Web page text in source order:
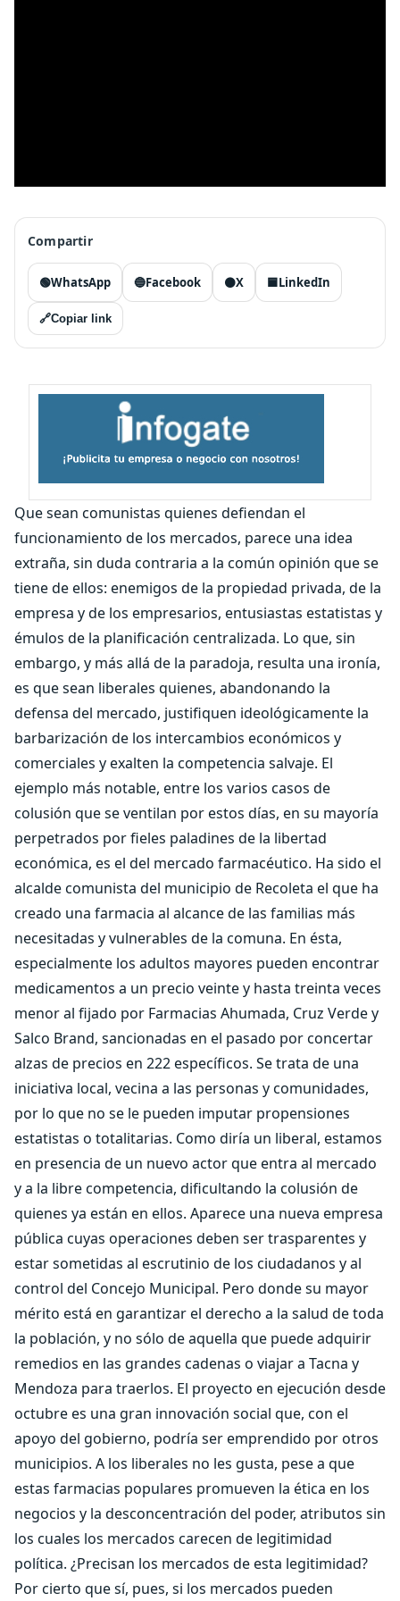
Compartir
🟢WhatsApp 🔵Facebook ⚫X 🟦LinkedIn
🔗Copiar link
Que sean comunistas quienes defiendan el
funcionamiento de los mercados, parece una idea
extraña, sin duda contraria a la común opinión que se
tiene de ellos: enemigos de la propiedad privada, de la
empresa y de los empresarios, entusiastas estatistas y
émulos de la planificación centralizada. Lo que, sin
embargo, y más allá de la paradoja, resulta una ironía,
es que sean liberales quienes, abandonando la
defensa del mercado, justifiquen ideológicamente la
barbarización de los intercambios económicos y
comerciales y exalten la competencia salvaje. El
ejemplo más notable, entre los varios casos de
colusión que se ventilan por estos días, en su mayoría
perpetrados por fieles paladines de la libertad
económica, es el del mercado farmacéutico. Ha sido el
alcalde comunista del municipio de Recoleta el que ha
creado una farmacia al alcance de las familias más
necesitadas y vulnerables de la comuna. En ésta,
especialmente los adultos mayores pueden encontrar
medicamentos a un precio veinte y hasta treinta veces
menor al fijado por Farmacias Ahumada, Cruz Verde y
Salco Brand, sancionadas en el pasado por concertar
alzas de precios en 222 específicos. Se trata de una
iniciativa local, vecina a las personas y comunidades,
por lo que no se le pueden imputar propensiones
estatistas o totalitarias. Como diría un liberal, estamos
en presencia de un nuevo actor que entra al mercado
y a la libre competencia, dificultando la colusión de
quienes ya están en ellos. Aparece una nueva empresa
pública cuyas operaciones deben ser trasparentes y
estar sometidas al escrutinio de los ciudadanos y al
control del Concejo Municipal. Pero donde su mayor
mérito está en garantizar el derecho a la salud de toda
la población, y no sólo de aquella que puede adquirir
remedios en las grandes cadenas o viajar a Tacna y
Mendoza para traerlos. El proyecto en ejecución desde
octubre es una gran innovación social que, con el
apoyo del gobierno, podría ser emprendido por otros
municipios. A los liberales no les gusta, pese a que
estas farmacias populares promueven la ética en los
negocios y la desconcentración del poder, atributos sin
los cuales los mercados carecen de legitimidad
política. ¿Precisan los mercados de esta legitimidad?
Por cierto que sí, pues, si los mercados pueden